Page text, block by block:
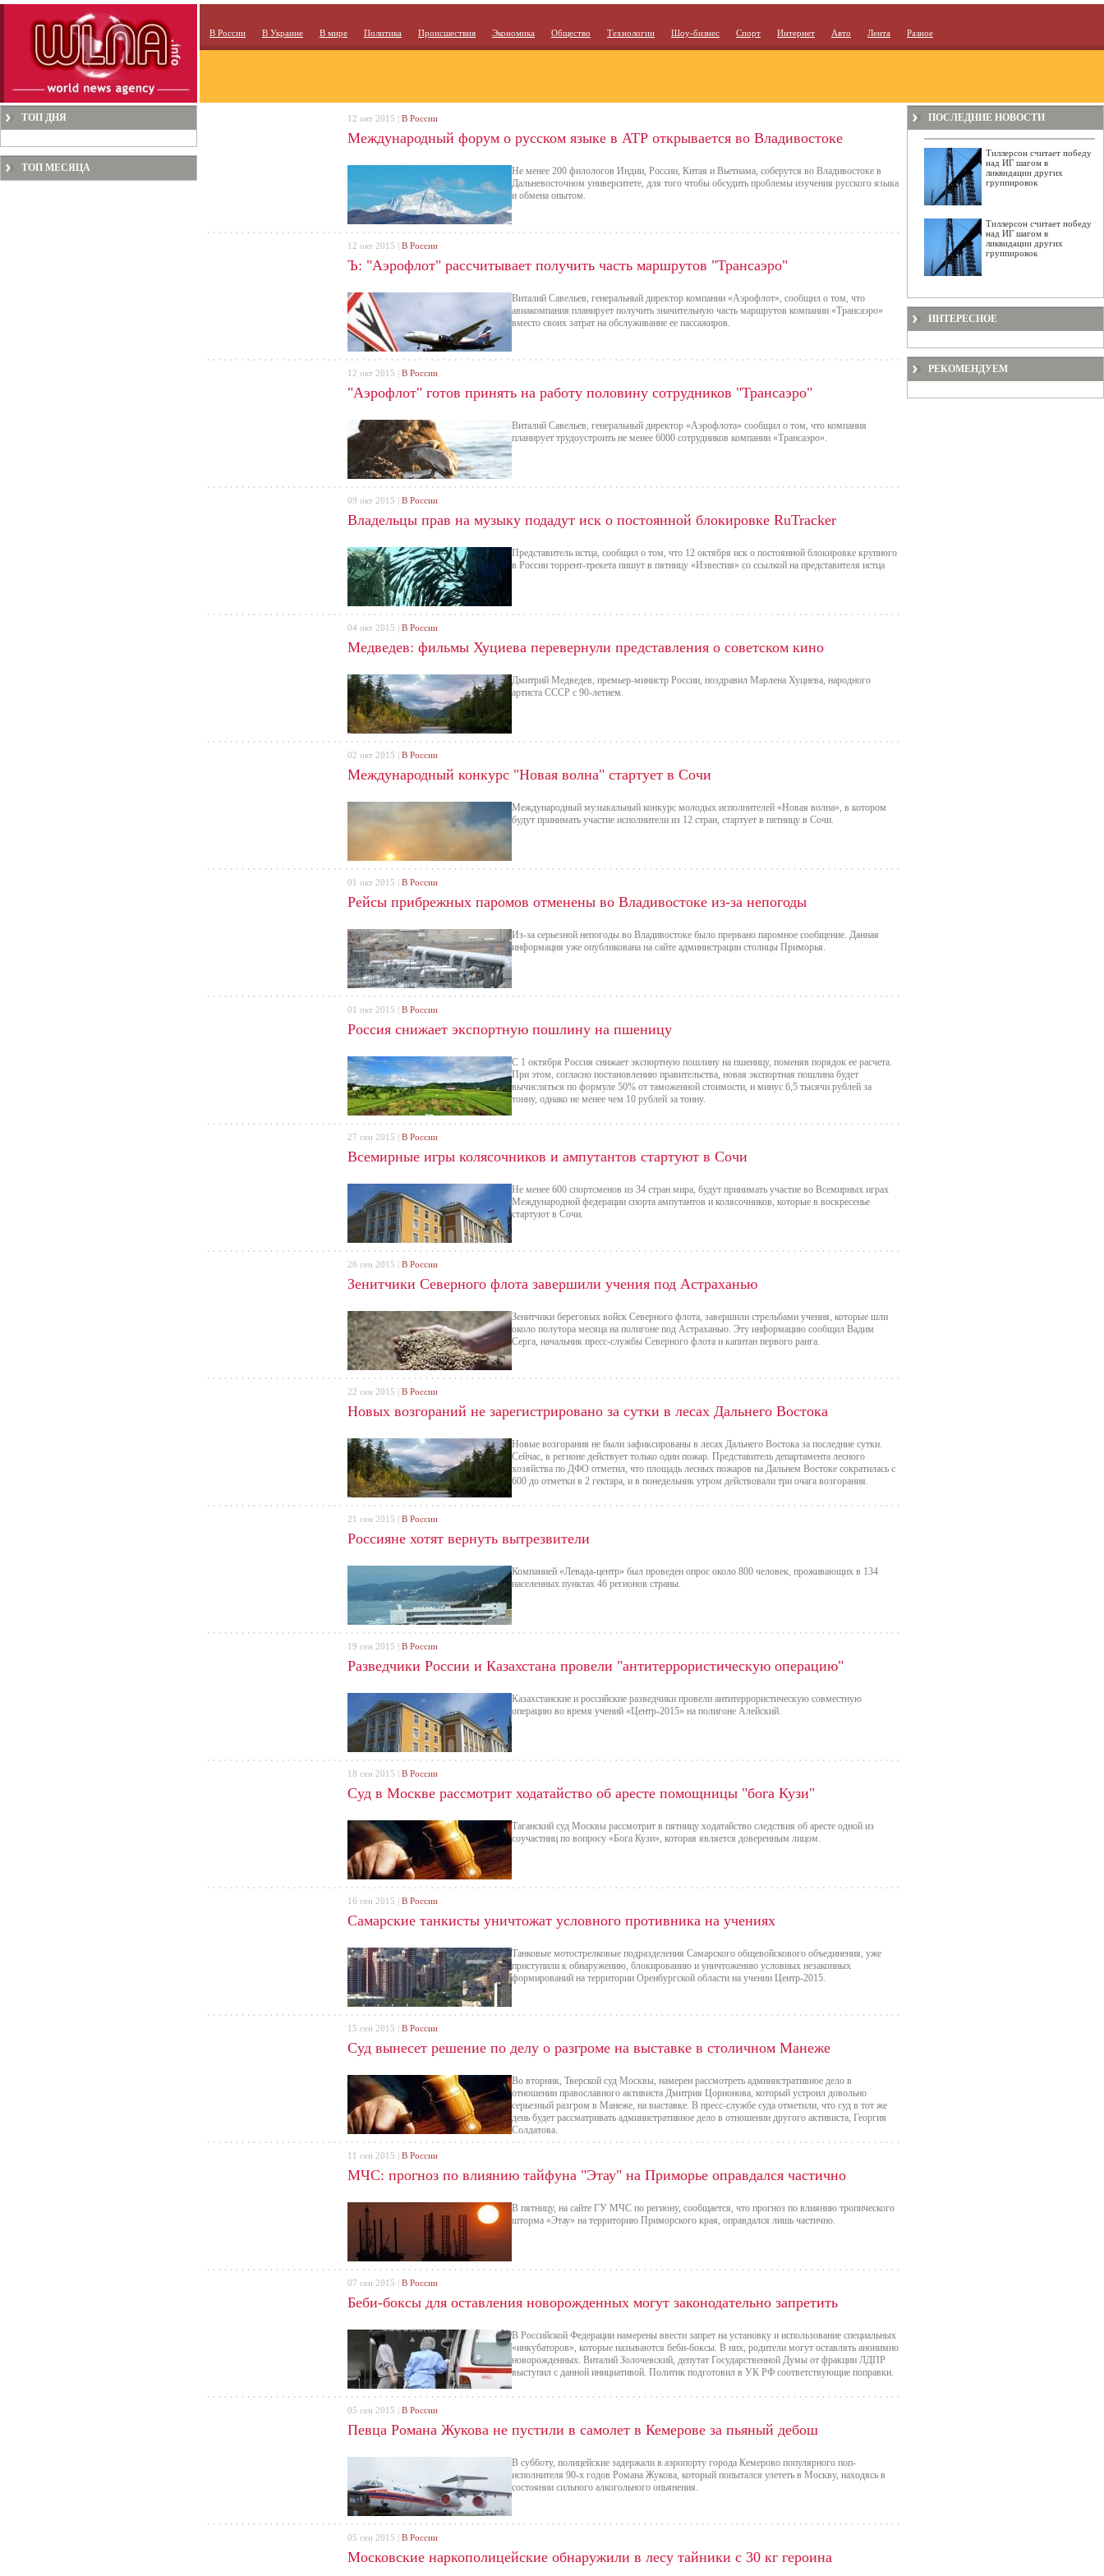
В России В Украине В мире Политика Происшествия Экономика Общество Технологии Шоу-бизнес Спорт Интернет Авто Лента Разное
ТОП ДНЯ
ТОП МЕСЯЦА
Международный форум о русском языке в АТР открывается во Владивостоке
Не менее 200 филологов Индии, России, Китая и Вьетнама, соберутся во Владивостоке в
Дальневосточном университете, для того чтобы обсудить проблемы изучения русского языка
и обмена опытом.
12 окт 2015 | В России
Ъ: "Аэрофлот" рассчитывает получить часть маршрутов "Трансаэро"
Виталий Савельев, генеральный директор компании «Аэрофлот», сообщил о том, что
авиакомпания планирует получить значительную часть маршрутов компании «Трансаэро»
вместо своих затрат на обслуживание ее пассажиров.
12 окт 2015 | В России
"Аэрофлот" готов принять на работу половину сотрудников "Трансаэро"
Виталий Савельев, генеральный директор «Аэрофлота» сообщил о том, что компания
планирует трудоустроить не менее 6000 сотрудников компании «Трансаэро».
12 окт 2015 | В России
Владельцы прав на музыку подадут иск о постоянной блокировке RuTracker
Представитель истца, сообщил о том, что 12 октября иск о постоянной блокировке крупного
в России торрент-трекета пишут в пятницу «Известия» со ссылкой на представителя истца
09 окт 2015 | В России
Медведев: фильмы Хуциева перевернули представления о советском кино
Дмитрий Медведев, премьер-министр России, поздравил Марлена Хуциева, народного
артиста СССР с 90-летием.
04 окт 2015 | В России
Международный конкурс "Новая волна" стартует в Сочи
Международный музыкальный конкурс молодых исполнителей «Новая волна», в котором
будут принимать участие исполнители из 12 стран, стартует в пятницу в Сочи.
02 окт 2015 | В России
Рейсы прибрежных паромов отменены во Владивостоке из-за непогоды
Из-за серьезной непогоды во Владивостоке было прервано паромное сообщение. Данная
информация уже опубликована на сайте администрации столицы Приморья.
01 окт 2015 | В России
Россия снижает экспортную пошлину на пшеницу
С 1 октября Россия снижает экспортную пошлину на пшеницу, поменяв порядок ее расчета.
При этом, согласно постановлению правительства, новая экспортная пошлина будет
вычисляться по формуле 50% от таможенной стоимости, и минус 6,5 тысячи рублей за
тонну, однако не менее чем 10 рублей за тонну.
01 окт 2015 | В России
Всемирные игры колясочников и ампутантов стартуют в Сочи
Не менее 600 спортсменов из 34 стран мира, будут принимать участие во Всемирных играх
Международной федерации спорта ампутантов и колясочников, которые в воскресенье
стартуют в Сочи.
27 сен 2015 | В России
Зенитчики Северного флота завершили учения под Астраханью
Зенитчики береговых войск Северного флота, завершили стрельбами учения, которые шли
около полутора месяца на полигоне под Астраханью. Эту информацию сообщил Вадим
Серга, начальник пресс-службы Северного флота и капитан первого ранга.
26 сен 2015 | В России
Новых возгораний не зарегистрировано за сутки в лесах Дальнего Востока
Новые возгорания не были зафиксированы в лесах Дальнего Востока за последние сутки.
Сейчас, в регионе действует только один пожар. Представитель департамента лесного
хозяйства по ДФО отметил, что площадь лесных пожаров на Дальнем Востоке сократилась с
600 до отметки в 2 гектара, и в понедельник утром действовали три очага возгорания.
22 сен 2015 | В России
Россияне хотят вернуть вытрезвители
Компанией «Левада-центр» был проведен опрос около 800 человек, проживающих в 134
населенных пунктах 46 регионов страны.
21 сен 2015 | В России
Разведчики России и Казахстана провели "антитеррористическую операцию"
Казахстанские и российские разведчики провели антитеррористическую совместную
операцию во время учений «Центр-2015» на полигоне Алейский.
19 сен 2015 | В России
Суд в Москве рассмотрит ходатайство об аресте помощницы "бога Кузи"
Таганский суд Москвы рассмотрит в пятницу ходатайство следствия об аресте одной из
соучастниц по вопросу «Бога Кузи», которая является доверенным лицом.
18 сен 2015 | В России
Самарские танкисты уничтожат условного противника на учениях
Танковые мотострелковые подразделения Самарского общевойскового объединения, уже
приступили к обнаружению, блокированию и уничтожению условных незаконных
формирований на территории Оренбургской области на учении Центр-2015.
16 сен 2015 | В России
Суд вынесет решение по делу о разгроме на выставке в столичном Манеже
Во вторник, Тверской суд Москвы, намерен рассмотреть административное дело в
отношении православного активиста Дмитрия Цорионова, который устроил довольно
серьезный разгром в Манеже, на выставке. В пресс-службе суда отметили, что суд в тот же
день будет рассматривать административное дело в отношении другого активиста, Георгия
Солдатова.
15 сен 2015 | В России
МЧС: прогноз по влиянию тайфуна "Этау" на Приморье оправдался частично
В пятницу, на сайте ГУ МЧС по региону, сообщается, что прогноз по влиянию тропического
шторма «Этау» на территорию Приморского края, оправдался лишь частично.
11 сен 2015 | В России
Беби-боксы для оставления новорожденных могут законодательно запретить
В Российской Федерации намерены ввести запрет на установку и использование специальных
«инкубаторов», которые называются беби-боксы. В них, родители могут оставлять анонимно
новорожденных. Виталий Золочевский, депутат Государственной Думы от фракции ЛДПР
выступил с данной инициативой. Политик подготовил в УК РФ соответствующие поправки.
07 сен 2015 | В России
Певца Романа Жукова не пустили в самолет в Кемерове за пьяный дебош
В субботу, полицейские задержали в аэропорту города Кемерово популярного поп-
исполнителя 90-х годов Романа Жукова, который попытался улететь в Москву, находясь в
состоянии сильного алкогольного опьянения.
05 сен 2015 | В России
Московские наркополицейские обнаружили в лесу тайники с 30 кг героина
05 сен 2015 | В России
ПОСЛЕДНИЕ НОВОСТИ
Тиллерсон считает победу
над ИГ шагом в
ликвидации других
группировок
Тиллерсон считает победу
над ИГ шагом в
ликвидации других
группировок
ИНТЕРЕСНОЕ
РЕКОМЕНДУЕМ